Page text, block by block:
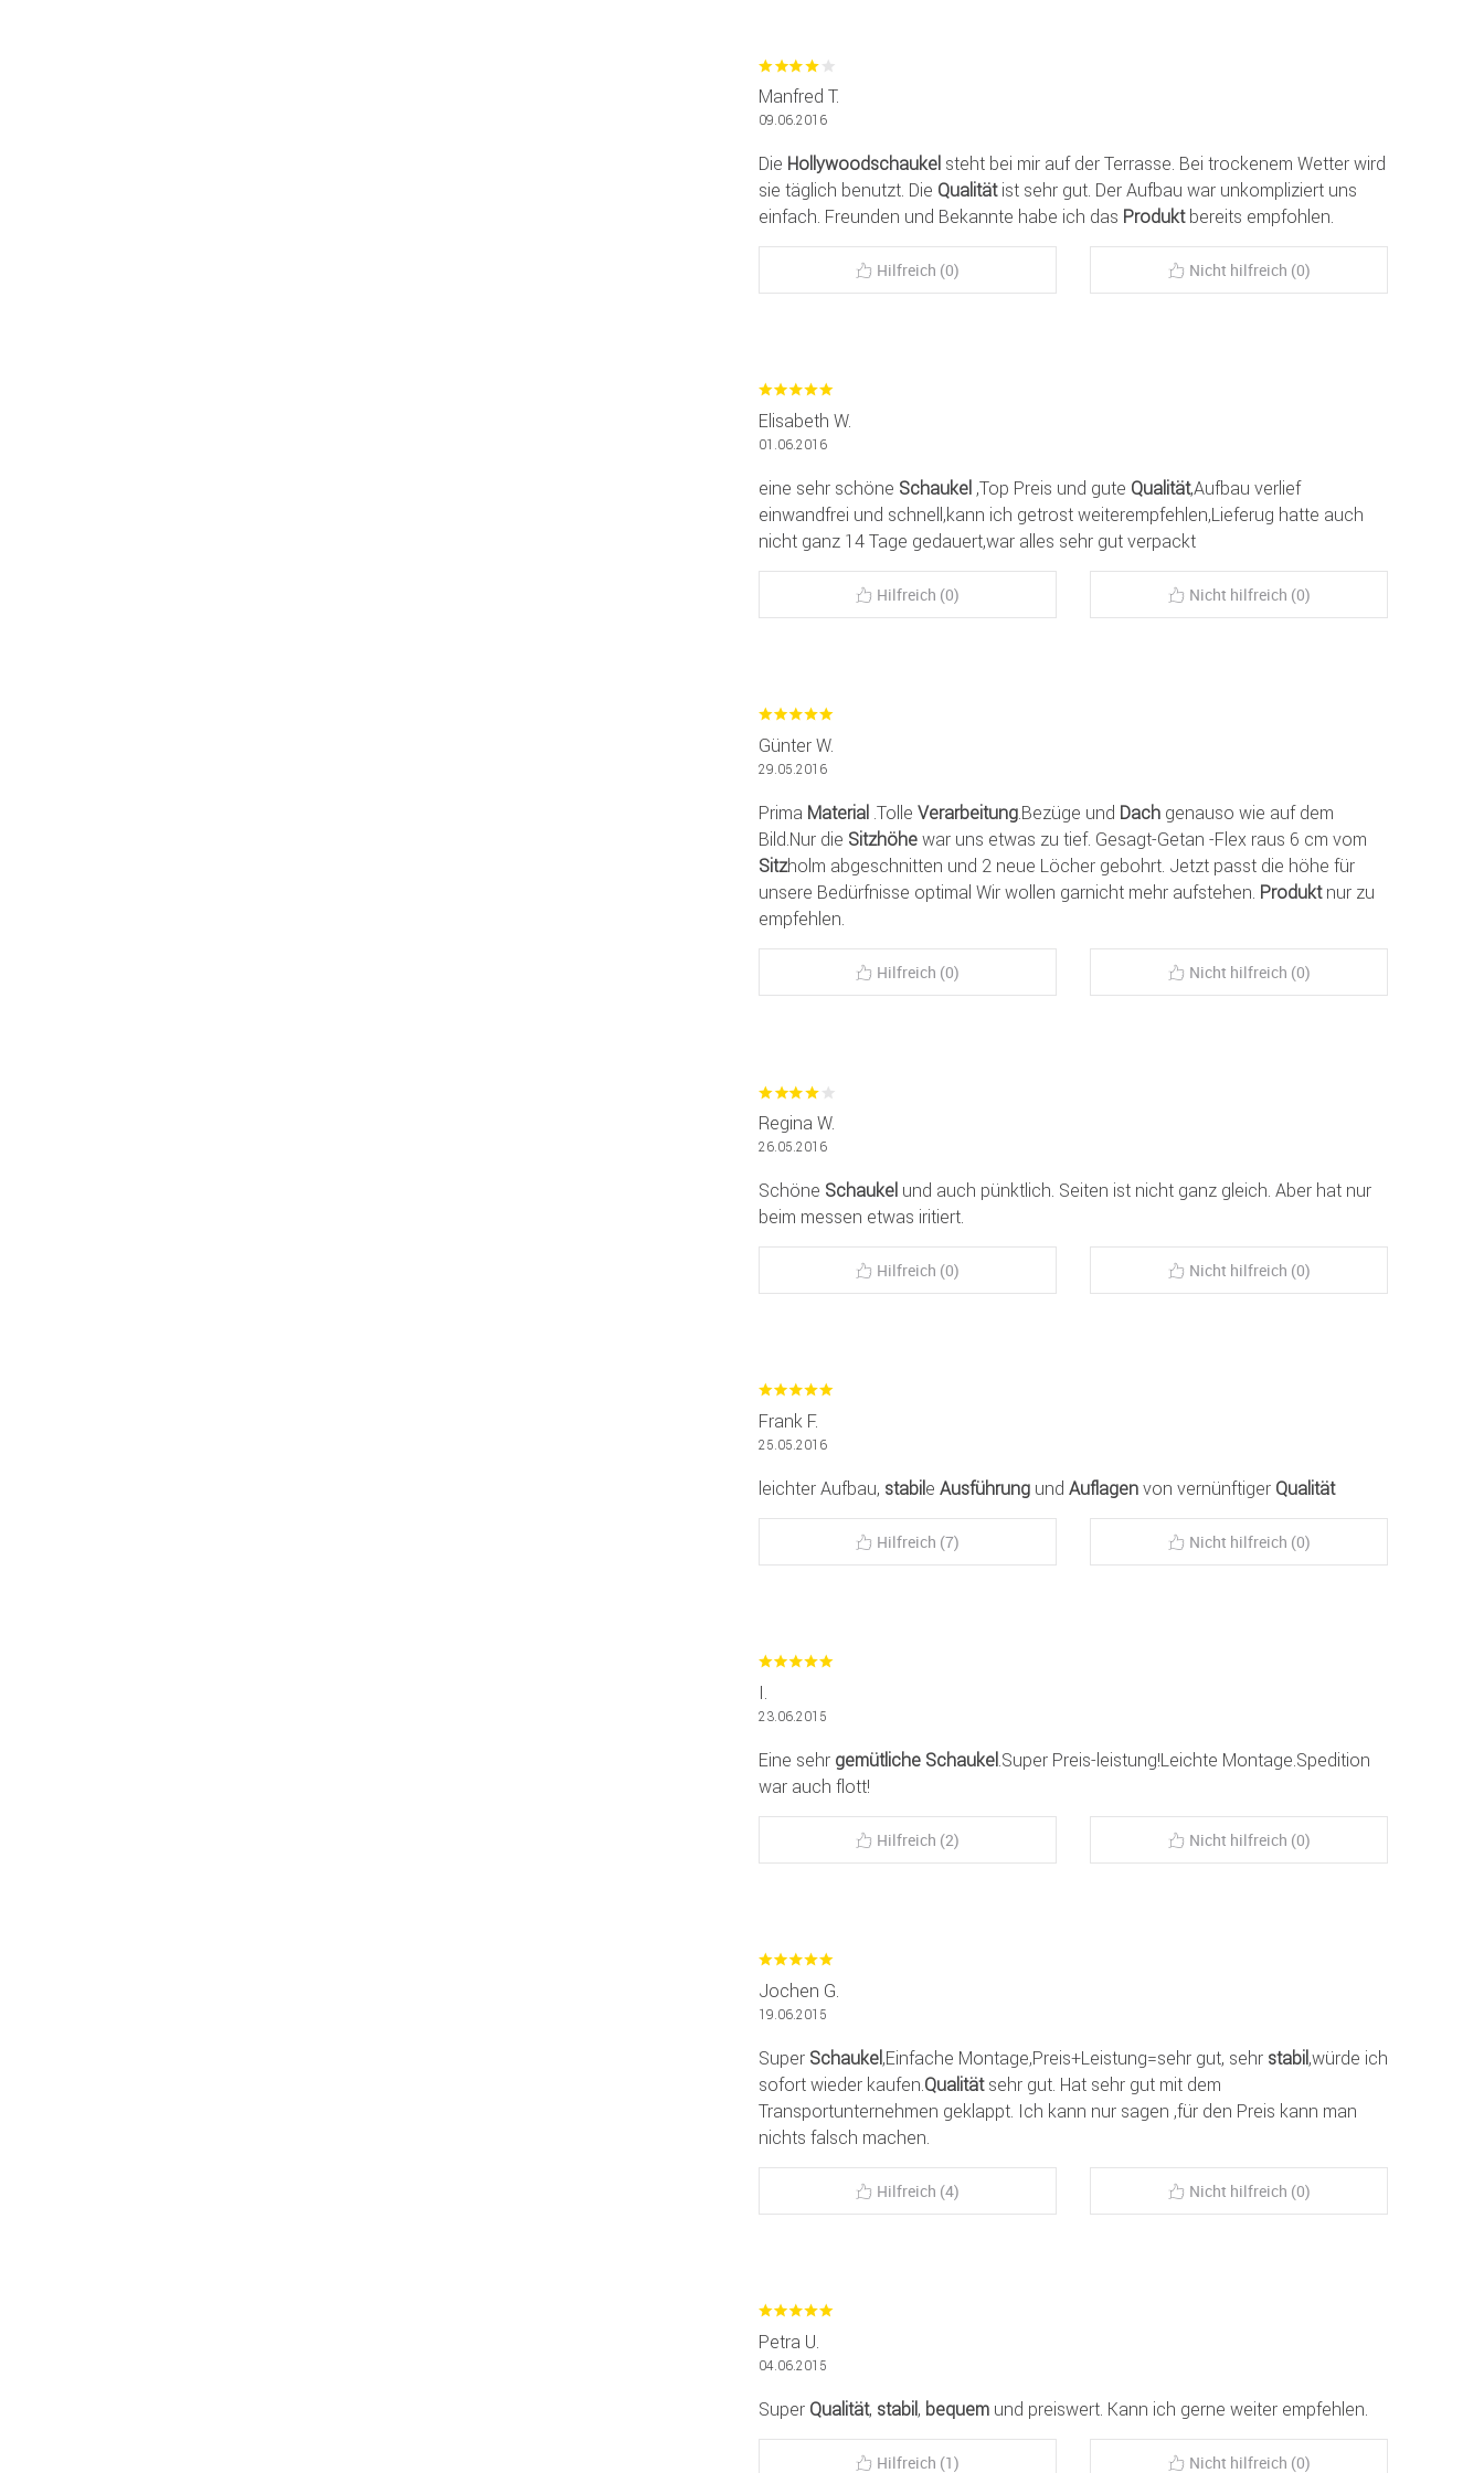
Manfred T.
09.06.2016
Die Hollywoodschaukel steht bei mir auf der Terrasse. Bei trockenem Wetter wird
sie täglich benutzt. Die Qualitätist sehr gut. Der Aufbau war unkompliziert uns
einfach. Freunden und Bekannte habe ich das Produktbereits empfohlen.
Hilfreich (0) Nicht hilfreich (0)
Elisabeth W.
01.06.2016
eine sehr schöne Schaukel ,Top Preis und gute Qualität,Aufbau verlief
einwandfrei und schnell,kann ich getrost weiterempfehlen,Lieferug hatte auch
nicht ganz 14 Tage gedauert,war alles sehr gut verpackt
Hilfreich (0) Nicht hilfreich (0)
Günter W.
29.05.2016
Prima Material .Tolle Verarbeitung .Bezüge und Dach genauso wie auf dem
Bild.Nur die Sitzhöhe war uns etwas zu tief. Gesagt-Getan -Flex raus 6 cm vom
Sitzholm abgeschnitten und 2 neue Löcher gebohrt. Jetzt passt die höhe für
unsere Bedürfnisse optimal Wir wollen garnicht mehr aufstehen. Produktnur zu
empfehlen.
Hilfreich (0) Nicht hilfreich (0)
Regina W.
26.05.2016
Schöne Schaukel und auch pünktlich. Seiten ist nicht ganz gleich. Aber hat nur
beim messen etwas iritiert.
Hilfreich (0) Nicht hilfreich (0)
Frank F.
25.05.2016
leichter Aufbau, stabile Ausführung und Auflagen von vernünftiger Qualität
Hilfreich (7) Nicht hilfreich (0)
I.
23.06.2015
Eine sehr gemütliche Schaukel .Super Preis-leistung!Leichte Montage.Spedition
war auch flott!
Hilfreich (2) Nicht hilfreich (0)
Jochen G.
19.06.2015
Super Schaukel,Einfache Montage,Preis+Leistung=sehr gut, sehr stabil,würde ich
sofort wieder kaufen. Qualitätsehr gut. Hat sehr gut mit dem
Transportunternehmen geklappt. Ich kann nur sagen ,für den Preis kann man
nichts falsch machen.
Hilfreich (4) Nicht hilfreich (0)
Petra U.
04.06.2015
Super Qualität, stabil, bequem und preiswert. Kann ich gerne weiter empfehlen.
Hilfreich (1) Nicht hilfreich (0)